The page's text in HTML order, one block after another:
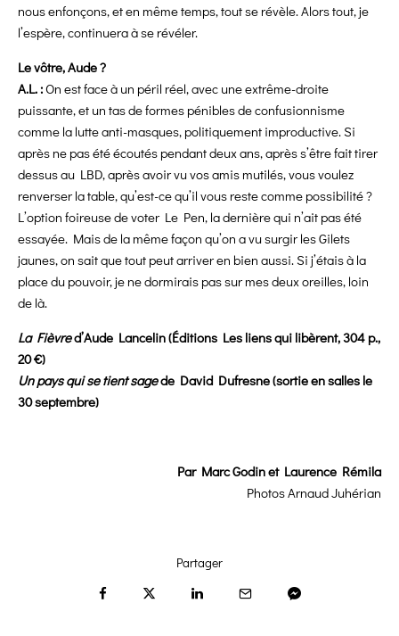
nous enfonçons, et en même temps, tout se révèle. Alors tout, je
l’espère, continuera à se révéler.
Le vôtre, Aude ?
A.L. :On est face à un péril réel, avec une extrême-droite
puissante, et un tas de formes pénibles de confusionnisme
comme la lutte anti-masques, politiquement improductive. Si
après ne pas été écoutés pendant deux ans, après s’être fait tirer
dessus au LBD, après avoir vu vos amis mutilés, vous voulez
renverser la table, qu’est-ce qu’il vous reste comme possibilité ?
L’option foireuse de voter Le Pen, la dernière qui n’ait pas été
essayée. Mais de la même façon qu’on a vu surgir les Gilets
jaunes, on sait que tout peut arriver en bien aussi. Si j’étais à la
place du pouvoir, je ne dormirais pas sur mes deux oreilles, loin
de là.
La Fièvred’Aude Lancelin (Éditions Les liens qui libèrent, 304 p.,
20 €)
Un pays qui se tient sagede David Dufresne (sortie en salles le
30 septembre)
Par Marc Godin et Laurence Rémila
Photos Arnaud Juhérian
Partager